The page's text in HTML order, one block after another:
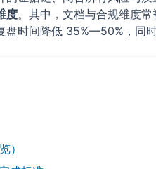
度。其中，文档与合规维度
盘时间降低 35%—50%，同
）